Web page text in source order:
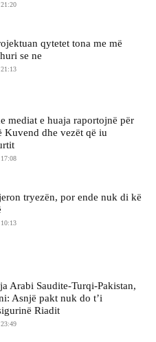
qytetet tona me më
se ne
mediat e huaja raportojnë për
Kuvend dhe vezët që iu
tryezën, por ende nuk di kë
Arabi Saudite-Turqi-Pakistan,
Asnjë pakt nuk do t’i
Riadit